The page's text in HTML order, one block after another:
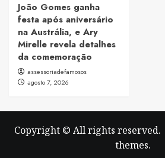
João Gomes ganha
festa após aniversário
na Austrália, e Ary
Mirelle revela detalhes
da comemoração
assessoriadefamosos
agosto 7, 2026
Copyright © All rights reserved.
themes.